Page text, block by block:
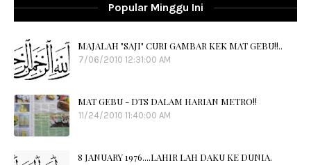
Popular Minggu Ini
MAJALAH "SAJI" CURI GAMBAR KEK MAT GEBU!!..
7/06/2010 12:31:00 AM
MAT GEBU - DTS DALAM HARIAN METRO!!
11/24/2010 11:40:00 AM
8 JANUARY 1976....LAHIR LAH DAKU KE DUNIA.